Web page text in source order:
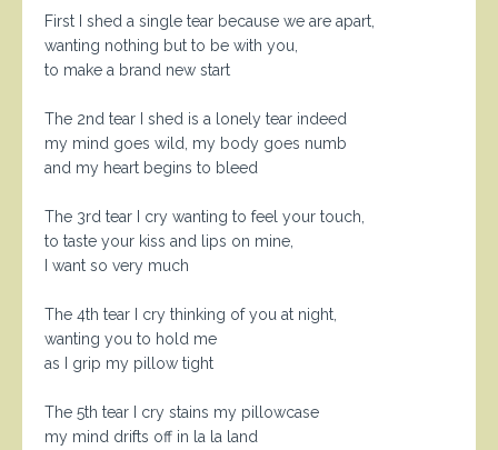
First I shed a single tear because we are apart,
wanting nothing but to be with you,
to make a brand new start
The 2nd tear I shed is a lonely tear indeed
my mind goes wild, my body goes numb
and my heart begins to bleed
The 3rd tear I cry wanting to feel your touch,
to taste your kiss and lips on mine,
I want so very much
The 4th tear I cry thinking of you at night,
wanting you to hold me
as I grip my pillow tight
The 5th tear I cry stains my pillowcase
my mind drifts off in la la land